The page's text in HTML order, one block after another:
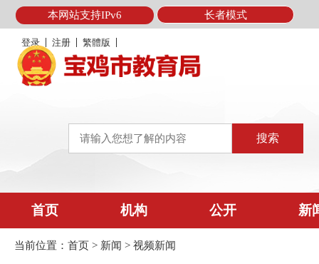
本网站支持IPv6 长者模式
登录 注册 繁體版
首页 机构 公开 新
当前位置： 首页 > 新闻 > 视频新闻